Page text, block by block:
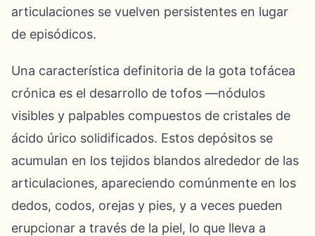
articulaciones se vuelven persistentes en lugar
de episódicos.
Una característica definitoria de la gota tofácea
crónica es el desarrollo de tofos —nódulos
visibles y palpables compuestos de cristales de
ácido úrico solidificados. Estos depósitos se
acumulan en los tejidos blandos alrededor de las
articulaciones, apareciendo comúnmente en los
dedos, codos, orejas y pies, y a veces pueden
erupcionar a través de la piel, lo que lleva a